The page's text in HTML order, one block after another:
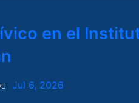
en el
Jul 6, 2026